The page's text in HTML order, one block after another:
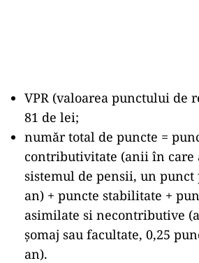
VPR (valoarea punctului de
81 de lei;
număr total de puncte =
contributivitate (anii în
sistemul de pensii, un
an) + puncte stabilitate +
asimilate si necontributive
șomaj sau facultate, 0,25
an).